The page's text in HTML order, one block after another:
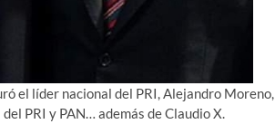
el líder nacional del PRI, Alejandro Moreno,
PRI y PAN… además de Claudio X.